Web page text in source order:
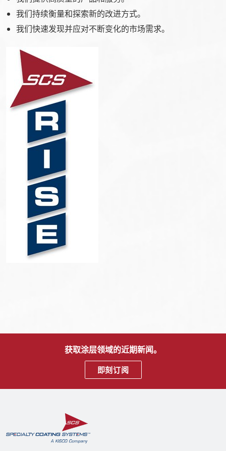
我们持续衡量和探索新的改进方式。
我们快速发现并应对不断变化的市场需求。
获取涂层领域的近期新闻。
即刻订阅